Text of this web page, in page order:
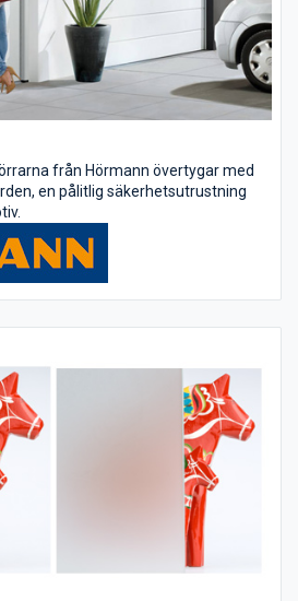
från Hörmann övertygar med
en pålitlig säkerhetsutrustning